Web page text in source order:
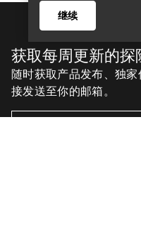
Help
获取每周更新的探
随时获取产品发布、独
接发送至你的邮箱。
继续